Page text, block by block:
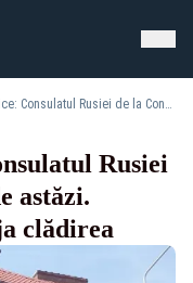
Tensiuni diplomatice: Consulatul Rusiei de la Constanța se închide astăzi. Consulul ar fi părăsit deja clădirea
Rusiei
astăzi.
clădirea